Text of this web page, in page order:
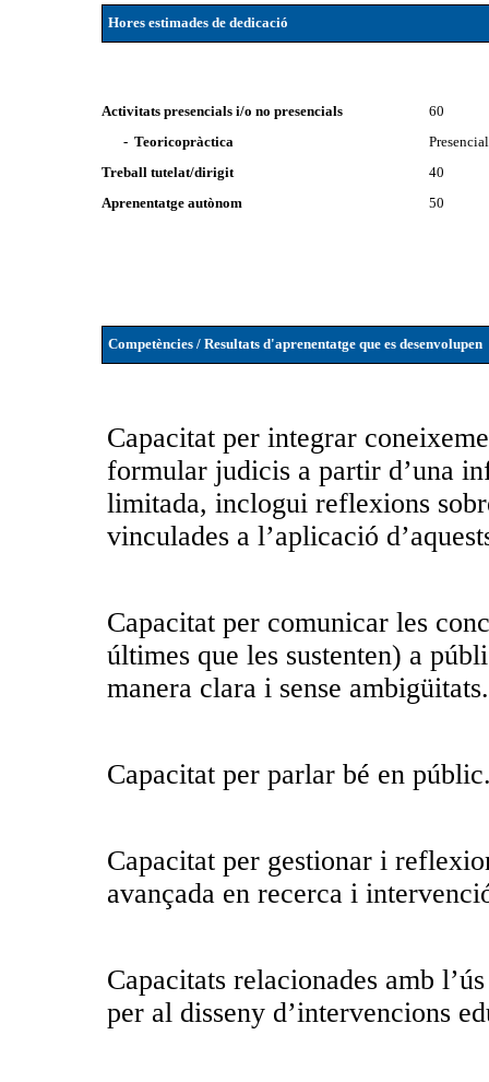
Hores estimades de dedicació
Activitats presencials i/o no presencials
60
- Teoricopràctica
Presencial
Treball tutelat/dirigit
40
Aprenentatge autònom
50
Competències / Resultats d'aprenentatge que es desenvolupen
Capacitat per integrar
formular judicis a partir d’una
limitada, inclogui reflexions
vinculades a l’aplicació
Capacitat per comunicar les
últimes que les sustenten) a
manera clara i sense ambigüitats.
Capacitat per parlar bé en
Capacitat per gestionar i
avançada en recerca i
Capacitats relacionades amb
per al disseny d’intervencions